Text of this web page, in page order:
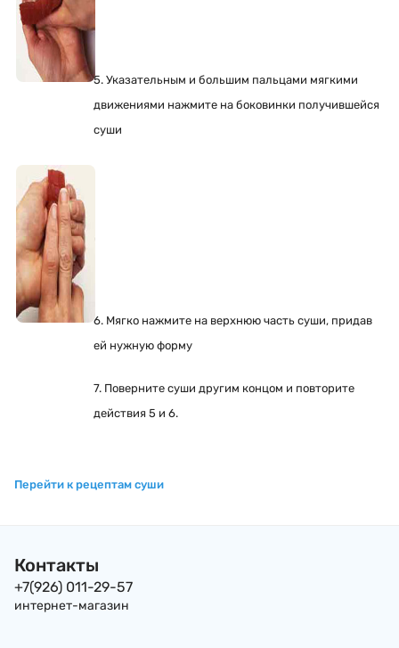
5. Указательным и большим пальцами мягкими
движениями нажмите на боковинки получившейся
суши
6. Мягко нажмите на верхнюю часть суши, придав
ей нужную форму
7. Поверните суши другим концом и повторите
действия 5 и 6.
Перейти к рецептам суши
Контакты
+7(926) 011-29-57
интернет-магазин